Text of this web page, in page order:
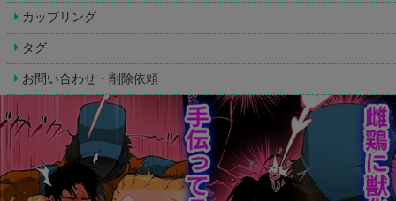
カップリング
タグ
お問い合わせ・削除依頼